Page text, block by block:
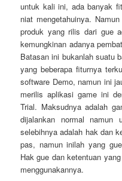
untuk kali ini, ada banyak
niat mengetahuinya.
produk yang rilis dari gue
kemungkinan adanya
Batasan ini bukanlah suatu
yang beberapa fiturnya
software Demo, namun ini
merilis aplikasi game ini
Trial. Maksudnya adalah
dijalankan normal namun
selebihnya adalah hak dan
pas, namun inilah yang
Hak gue dan ketentuan
menggunakannya.